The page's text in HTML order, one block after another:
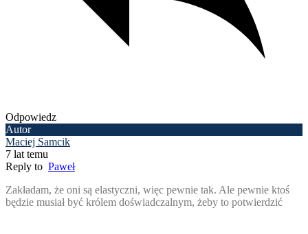
Odpowiedz
Autor
Maciej Samcik
7 lat temu
Reply to Paweł
Zakładam, że oni są elastyczni, więc pewnie tak. Ale pewnie ktoś
będzie musiał być królem doświadczalnym, żeby to potwierdzić